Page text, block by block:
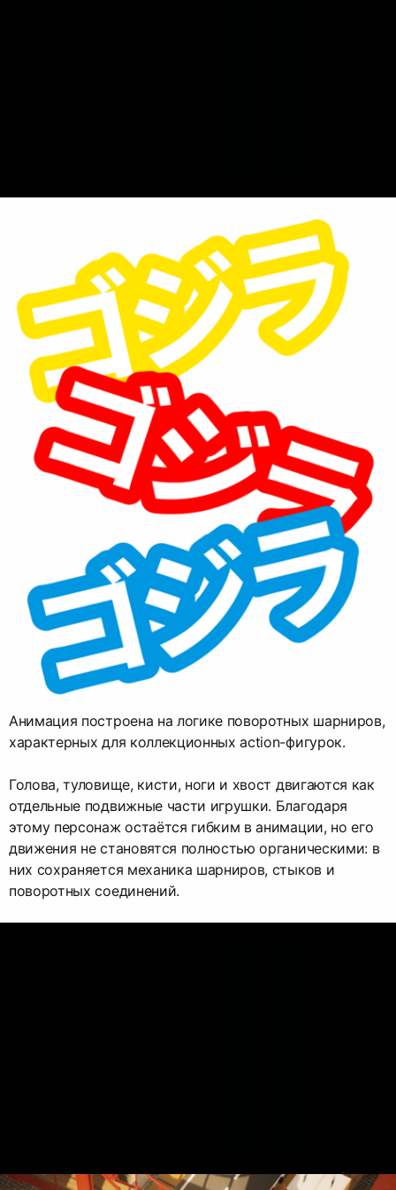
Анимация построена на логике поворотных шарниров,
характерных для коллекционных action-фигурок.
Голова, туловище, кисти, ноги и хвост двигаются как
отдельные подвижные части игрушки. Благодаря
этому персонаж остаётся гибким в анимации, но его
движения не становятся полностью органическими: в
них сохраняется механика шарниров, стыков и
поворотных соединений.